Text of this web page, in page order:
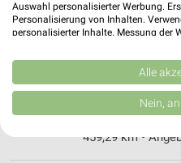
Nächste Filiale
Hauptstrasse 20
64625 Bensheim
459,29 km •
Auswahl personalisierter Werbung.
Personalisierung von Inhalten.
personalisierter Inhalte. Messung der
Kombinationen von Daten aus
Verbesserung der Angebote.
von Inhalten.
Daten können außerhalb der
USA gesendet werden.
Website/App.
Alle
Nein,